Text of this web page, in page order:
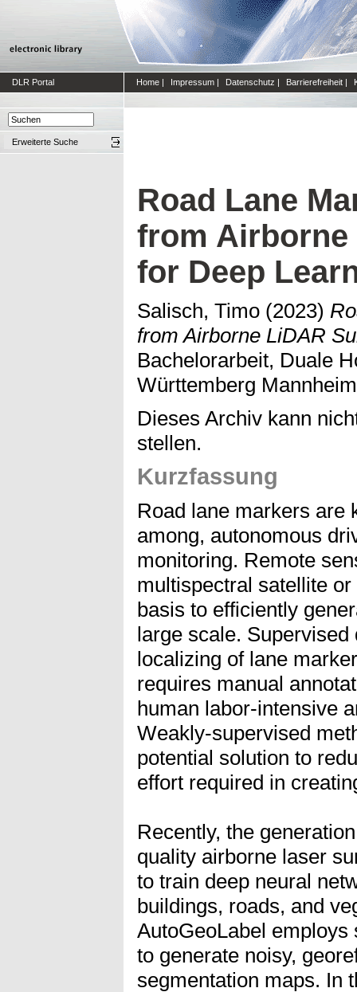
DLR Portal Home | Impressum | Datenschutz | Barrierefreiheit |
Erweiterte Suche
Road Lane
from Airborne
for Deep
Salisch, Timo (2023)
from Airborne LiDAR
Bachelorarbeit, Duale
Württemberg
Dieses Archiv kann
stellen.
Kurzfassung
Road lane markers
among, autonomous
monitoring. Remote
multispectral satellite
basis to efficiently
large scale.
localizing of lane
requires manual
human labor-intensive
Weakly-supervised
potential solution to
effort required in
Recently, the
quality airborne laser
to train deep neural
buildings, roads, and
AutoGeoLabel
to generate noisy,
segmentation maps. In